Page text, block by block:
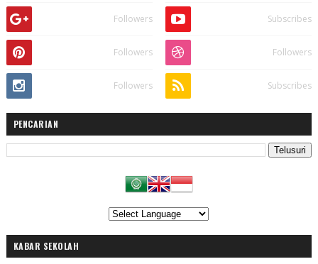
Followers Subscribes
Followers Followers
Followers Subscribes
PENCARIAN
KABAR SEKOLAH